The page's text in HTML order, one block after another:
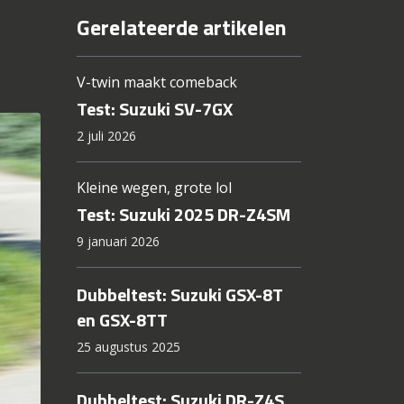
Gerelateerde artikelen
V-twin maakt comeback
Test: Suzuki SV-7GX
2 juli 2026
Kleine wegen, grote lol
Test: Suzuki 2025 DR-Z4SM
9 januari 2026
Dubbeltest: Suzuki GSX-8T
en GSX-8TT
25 augustus 2025